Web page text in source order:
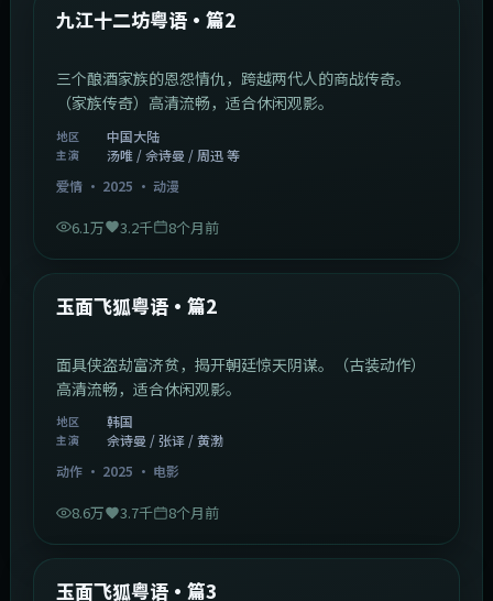
最新
九江十二坊粤语·篇2
三个酿酒家族的恩怨情仇，跨越两代人的商战传奇。
（家族传奇）高清流畅，适合休闲观影。
地区 中国大陆
主演
汤唯 / 佘诗曼 / 周迅 等
爱情· 2025 · 动漫
6.1万 3.2千 8个月前
最新
玉面飞狐粤语·篇2
面具侠盗劫富济贫，揭开朝廷惊天阴谋。（古装动作）
高清流畅，适合休闲观影。
地区 韩国
主演
佘诗曼 / 张译 / 黄渤
动作· 2025 · 电影
8.6万 3.7千 8个月前
最新
玉面飞狐粤语·篇3